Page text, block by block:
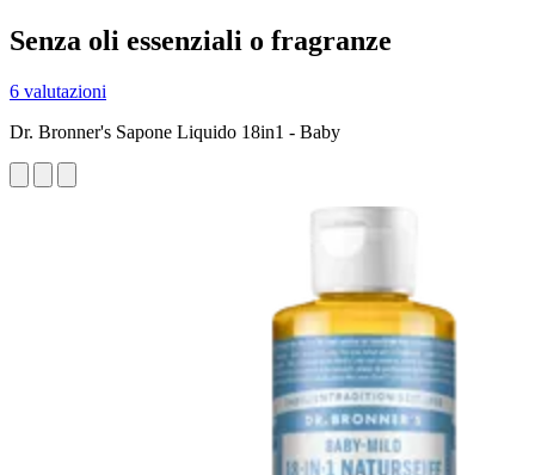
Senza oli essenziali o fragranze
6 valutazioni
Dr. Bronner's Sapone Liquido 18in1 - Baby